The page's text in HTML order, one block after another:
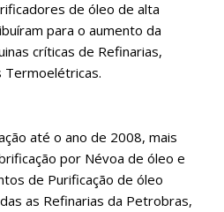
de óleo de alta
para o aumento da
críticas de Refinarias,
Termoelétricas.
até o ano de 2008, mais
por Névoa de óleo e
de Purificação de óleo
as Refinarias da Petrobras,